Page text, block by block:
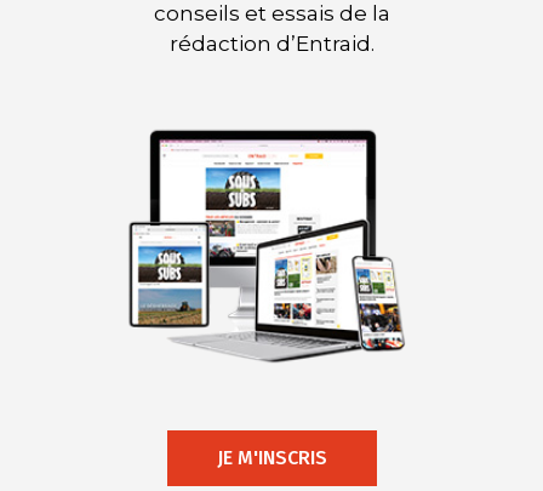
conseils et essais de la
rédaction d’Entraid.
JE M'INSCRIS